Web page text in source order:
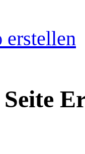
erstellen